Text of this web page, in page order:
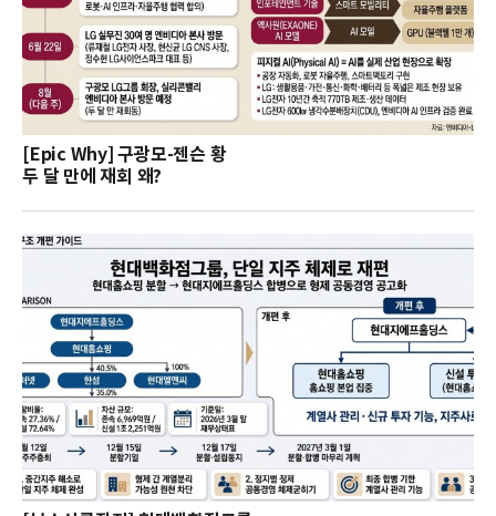
[Epic Why] 구광모-젠슨 황
두 달 만에 재회 왜?